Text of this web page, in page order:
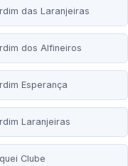
das Laranjeiras
dos Alfineiros
Esperança
Laranjeiras
Clube